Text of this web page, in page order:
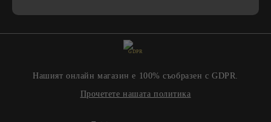
GDPR
Нашият онлайн магазин е 100% съобразен с GDPR.
Прочетете нашата политика